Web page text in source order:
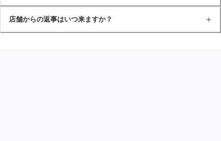
店舗からの返事はいつ来ますか？